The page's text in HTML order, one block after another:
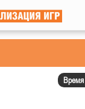
Время